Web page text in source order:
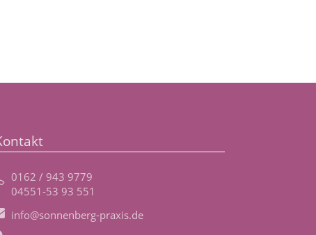
0162 / 943 9779
04551-53 93 551
info@sonnenberg-praxis.de